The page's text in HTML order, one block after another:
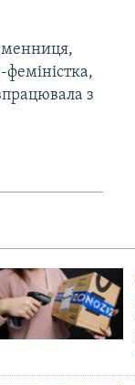
феміністка,
з